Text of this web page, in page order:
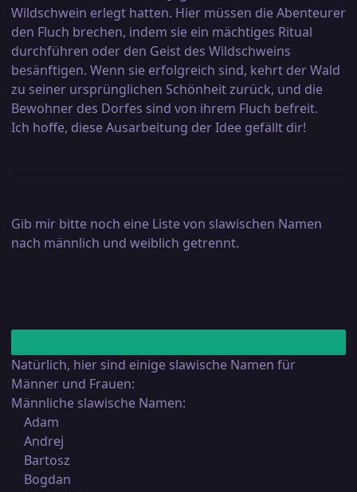
Wildschwein erlegt hatten. Hier müssen die Abenteurer
den Fluch brechen, indem sie ein mächtiges Ritual
durchführen oder den Geist des Wildschweins
besänftigen. Wenn sie erfolgreich sind, kehrt der Wald
zu seiner ursprünglichen Schönheit zurück, und die
Bewohner des Dorfes sind von ihrem Fluch befreit.
Ich hoffe, diese Ausarbeitung der Idee gefällt dir!
Gib mir bitte noch eine Liste von slawischen Namen
nach männlich und weiblich getrennt.
Natürlich, hier sind einige slawische Namen für
Männer und Frauen:
Männliche slawische Namen:
Adam
Andrej
Bartosz
Bogdan